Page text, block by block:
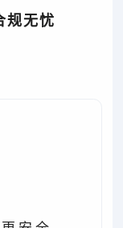
规无忧